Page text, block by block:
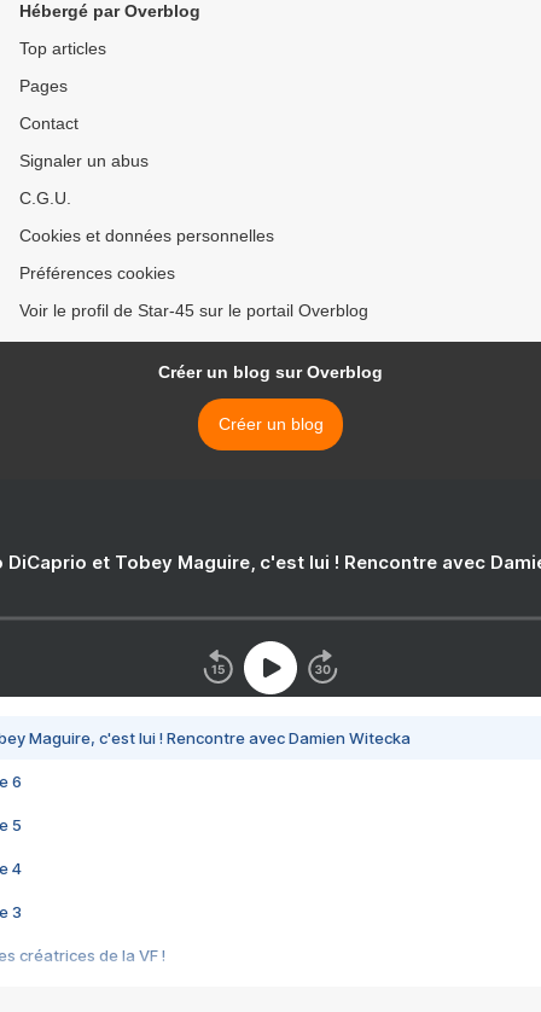
Hébergé par Overblog
Top articles
Pages
Contact
Signaler un abus
C.G.U.
Cookies et données personnelles
Préférences cookies
Voir le profil de Star-45 sur le portail Overblog
Créer un blog sur Overblog
Créer un blog
DiCaprio et Tobey Maguire, c'est lui ! Rencontre avec
Maguire, c'est lui ! Rencontre avec Damien Witecka
6
5
4
3
créatrices de la VF !